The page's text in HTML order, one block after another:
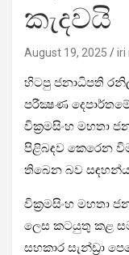
කැදවයි
August 19, 2025 iri
හිටපු ජනාධිපති රනිල්
පරීක්‍ෂණ
වික්‍රමසිංහ මහතා
පිළිබඳව කෙරෙන
තිබෙන බව
වික්‍රමසිංහ මහතා
ලෙස කටයුතු කළ
සහකාර සැන්ඩ්‍රා